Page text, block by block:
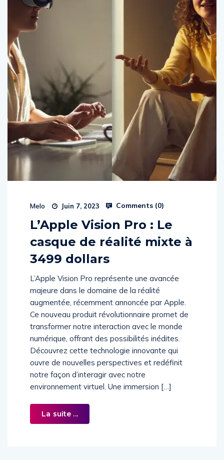
Melo Juin 7, 2023 Comments (0)
L’Apple Vision Pro : Le
casque de réalité mixte à
3499 dollars
L’Apple Vision Pro représente une avancée
majeure dans le domaine de la réalité
augmentée, récemment annoncée par Apple.
Ce nouveau produit révolutionnaire promet de
transformer notre interaction avec le monde
numérique, offrant des possibilités inédites.
Découvrez cette technologie innovante qui
ouvre de nouvelles perspectives et redéfinit
notre façon d’interagir avec notre
environnement virtuel. Une immersion […]
La suite ...